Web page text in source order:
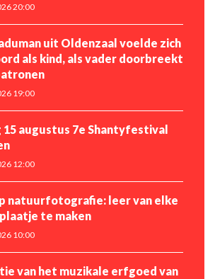
20:00
uit Oldenzaal voelde zich
als kind, als vader doorbreekt
19:00
augustus 7e Shantyfestival
12:00
natuurfotografie: leer van elke
te maken
10:00
van het muzikale erfgoed van